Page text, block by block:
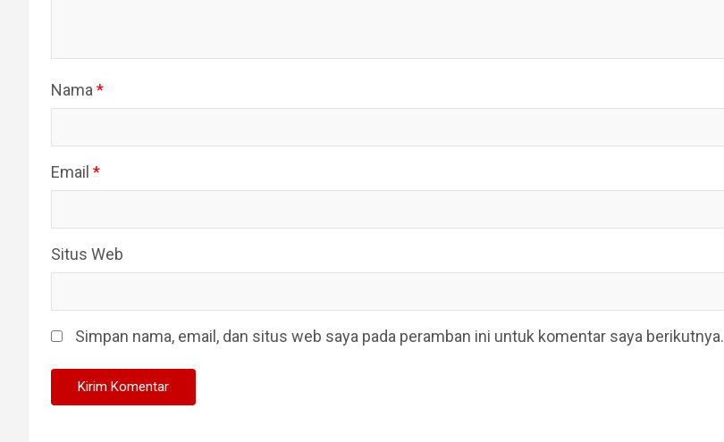
Nama *
Email *
Situs Web
Simpan nama, email, dan situs web saya pada peramban ini untuk komentar saya berikutnya.